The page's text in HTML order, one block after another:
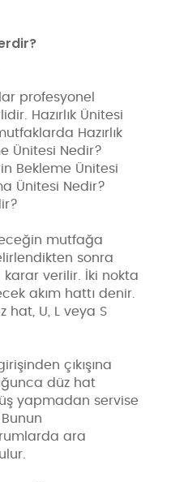
profesyonel
Hazırlık Ünitesi
Hazırlık
Ünitesi Nedir?
Bekleme Ünitesi
Ünitesi Nedir?
mutfağa
sonra
karar verilir. İki nokta
akım hattı denir.
hat, U, L veya S
çıkışına
düz hat
yapmadan servise
Bunun
ara